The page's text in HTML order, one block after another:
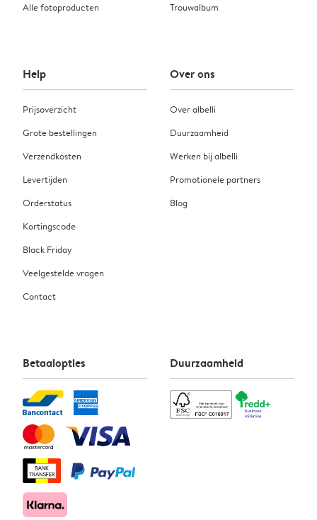
Alle fotoproducten
Trouwalbum
Help
Prijsoverzicht
Grote bestellingen
Verzendkosten
Levertijden
Orderstatus
Kortingscode
Black Friday
Veelgestelde vragen
Contact
Over ons
Over albelli
Duurzaamheid
Werken bij albelli
Promotionele partners
Blog
Betaalopties Duurzaamheid